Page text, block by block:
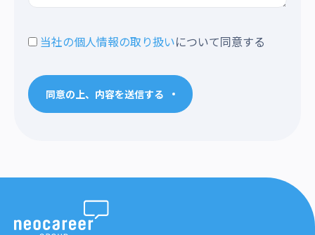
当社の個人情報の取り扱いについて同意する
同意の上、内容を送信する